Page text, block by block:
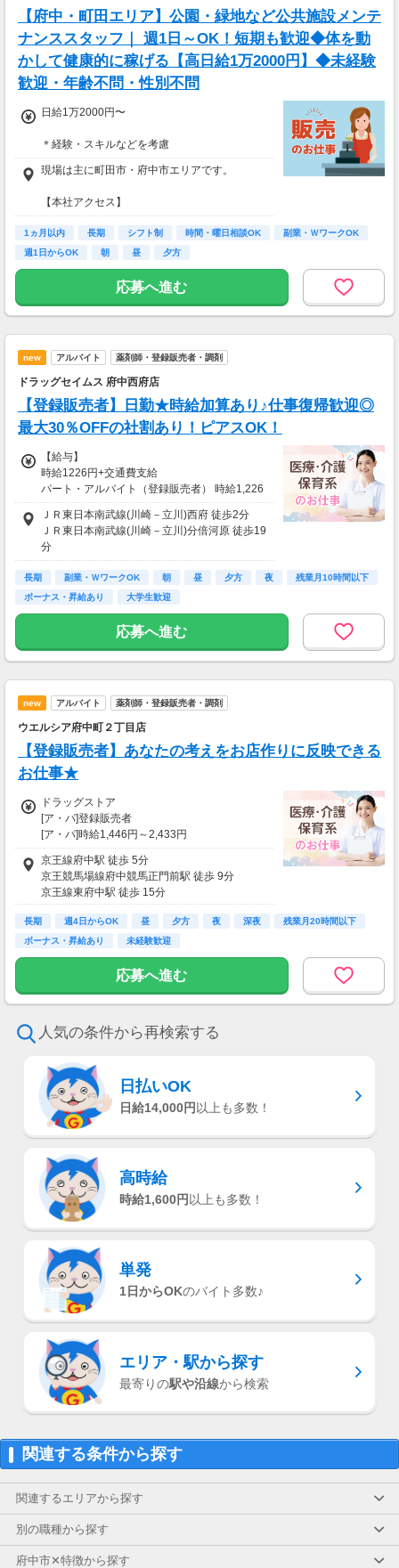
【府中・町田エリア】公園・緑地など公共施設メンテ
ナンススタッフ｜ 週1日～OK！短期も歓迎◆体を動
かして健康的に稼げる【高日給1万2000円】◆未経験
歓迎・年齢不問・性別不問
日給1万2000円〜
＊経験・スキルなどを考慮
＊昇給あり
└日給1万2000円×週2日勤務
現場は主に町田市・府中市エリアです。
【本社アクセス】
＊JR横浜線 古淵駅より車で5分
＊JR横浜線 淵野辺駅より車で6分
＊JR・小田急線 町田駅よりバス乗車15分→上
1ヵ月以内 長期 シフト制 時間・曜日相談OK
副業・ＷワークOK
週1日からOK
朝 昼 夕方
応募へ進む
new アルバイト 薬剤師・登録販売者・調剤
ドラッグセイムス 府中西府店
【登録販売者】日勤★時給加算あり♪仕事復帰歓迎◎
最大30％OFFの社割あり！ピアスOK！
【給与】
時給1226円+交通費支給
パート・アルバイト（登録販売者） 時給1,226
円
パート・アルバイト（登録販売者 管理者） 時
給1,231円
---------------------------------
登録販売者加算（管理者）：時給+120円
【5～9時 ※早朝勤務者のみ】時給+50円
【土日祝】時給+50円
【深夜手当】22～翌5時の勤務がある場合:時給
25%UP
【給与支払】
月1回
【交通費】
別途一部支給
ＪＲ東日本南武線(川崎－立川)西府 徒歩2分
ＪＲ東日本南武線(川崎－立川)分倍河原 徒歩19
分
京王電鉄京王線分倍河原 徒歩19分
京王電鉄京王線中河原 車4分
ＪＲ東日本南武線(川崎－立川)谷保 車9分
長期 副業・ＷワークOK 朝 昼 夕方 夜
残業月10時間以下
ボーナス・昇給あり
大学生歓迎
応募へ進む
new アルバイト 薬剤師・登録販売者・調剤
ウエルシア府中町２丁目店
【登録販売者】あなたの考えをお店作りに反映できる
お仕事★
ドラッグストア
[ア・パ]登録販売者
[ア・パ]時給1,446円～2,433円
■登録販売者
時給1446円(17:00～1466円、20:00～1946
円、22:00～2433円)
※深夜割増含む
※管理者要件を満たしている方
昇格に応じて＋20～200円昇給あり
（大学生は＋20円まで）
※高校生は対象外
【交通費】
一部支給
京王線府中駅 徒歩 5分
京王競馬場線府中競馬正門前駅 徒歩 9分
京王線東府中駅 徒歩 15分
長期 週4日からOK 昼 夕方 夜 深夜
残業月20時間以下
ボーナス・昇給あり
未経験歓迎
応募へ進む
人気の条件から再検索する
日払いOK
日給14,000円 以上も多数！
高時給
時給1,600円 以上も多数！
単発
1日からOKのバイト多数♪
エリア・駅から探す
最寄りの駅や沿線から検索
関連する条件から探す
関連するエリアから探す
別の職種から探す
府中市✕特徴から探す